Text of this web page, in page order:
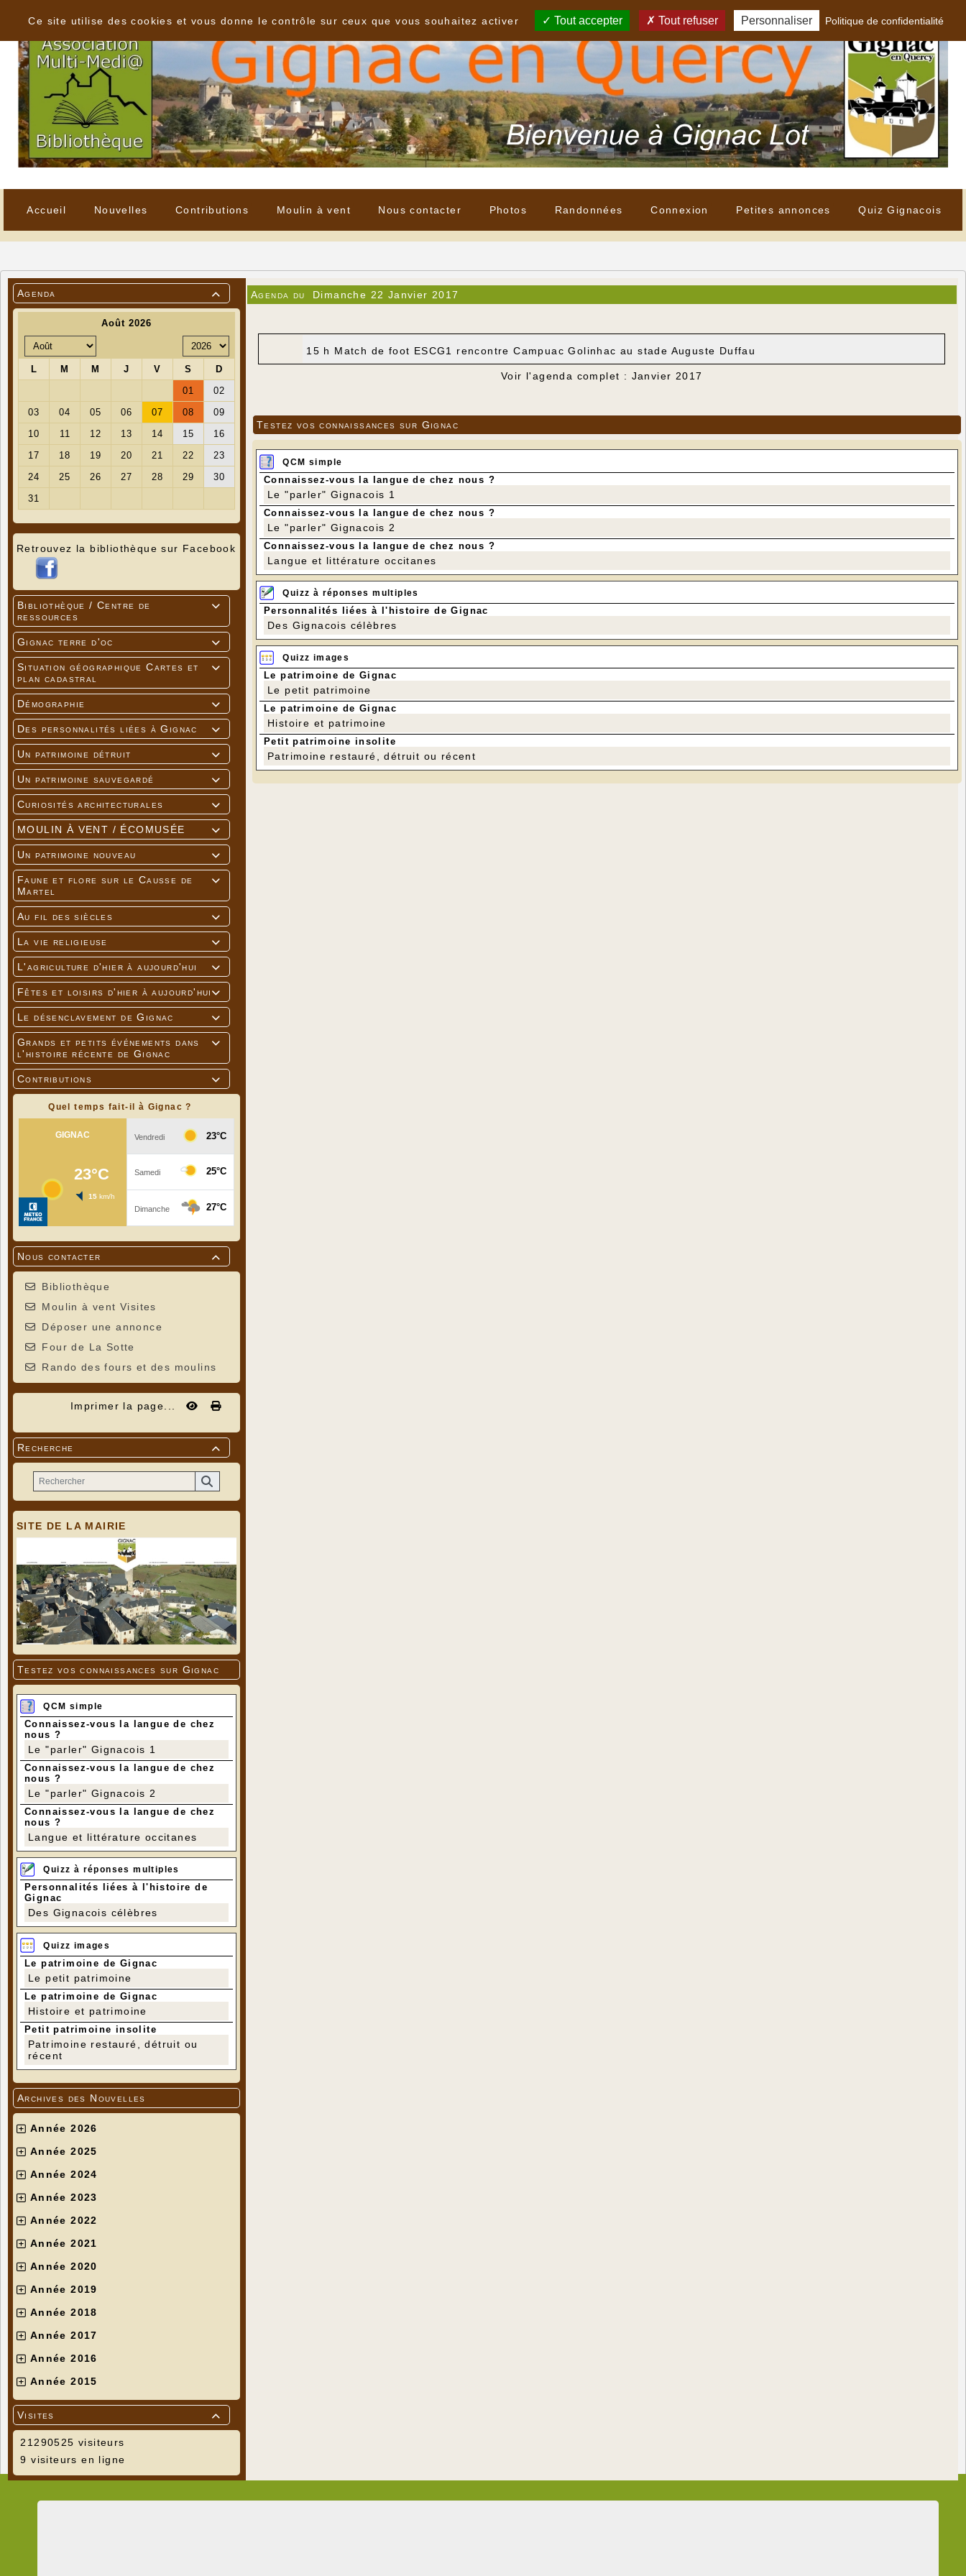
Accueil Nouvelles Contributions Moulin à vent Nous contacter Photos Randonnées Connexion Petites annonces Quiz Gignacois

Agenda
Retrouvez la bibliothèque sur Facebook

Bibliothèque / Centre de
ressources

Gignac terre d'oc

Situation géographique Cartes et
plan cadastral

Démographie

Des personnalités liées à Gignac

Un patrimoine détruit

Un patrimoine sauvegardé

Curiosités architecturales

MOULIN À VENT / ÉCOMUSÉE

Un patrimoine nouveau

Faune et flore sur le Causse de
Martel

Au fil des siècles

La vie religieuse

L'agriculture d'hier à aujourd'hui

Fêtes et loisirs d'hier à aujourd'hui

Le désenclavement de Gignac

Grands et petits événements dans
l'histoire récente de Gignac

Contributions
Quel temps fait-il à Gignac ?

Nous contacter
Bibliothèque
Moulin à vent Visites
Déposer une annonce
Four de La Sotte
Rando des fours et des moulins
Imprimer la page...

Recherche
SITE DE LA MAIRIE
Testez vos connaissances sur Gignac
QCM simple
Connaissez-vous la langue de chez
nous ?
Le "parler" Gignacois 1
Connaissez-vous la langue de chez
nous ?
Le "parler" Gignacois 2
Connaissez-vous la langue de chez
nous ?
Langue et littérature occitanes
Quizz à réponses multiples
Personnalités liées à l'histoire de
Gignac
Des Gignacois célèbres
Quizz images
Le patrimoine de Gignac
Le petit patrimoine
Le patrimoine de Gignac
Histoire et patrimoine
Petit patrimoine insolite
Patrimoine restauré, détruit ou
récent
Archives des Nouvelles
Année 2026
Année 2025
Année 2024
Année 2023
Année 2022
Année 2021
Année 2020
Année 2019
Année 2018
Année 2017
Année 2016
Année 2015

Visites
21290525 visiteurs
9 visiteurs en ligne
Agenda du Dimanche 22 Janvier 2017
15 h Match de foot ESCG1 rencontre Campuac Golinhac au stade Auguste Duffau
Voir l'agenda complet : Janvier 2017
Testez vos connaissances sur Gignac
QCM simple
Connaissez-vous la langue de chez nous ?
Le "parler" Gignacois 1
Connaissez-vous la langue de chez nous ?
Le "parler" Gignacois 2
Connaissez-vous la langue de chez nous ?
Langue et littérature occitanes
Quizz à réponses multiples
Personnalités liées à l'histoire de Gignac
Des Gignacois célèbres
Quizz images
Le patrimoine de Gignac
Le petit patrimoine
Le patrimoine de Gignac
Histoire et patrimoine
Petit patrimoine insolite
Patrimoine restauré, détruit ou récent
Ce site utilise des cookies et vous donne le contrôle sur ceux que vous souhaitez activer
Tout accepter Tout refuser Personnaliser Politique de confidentialité